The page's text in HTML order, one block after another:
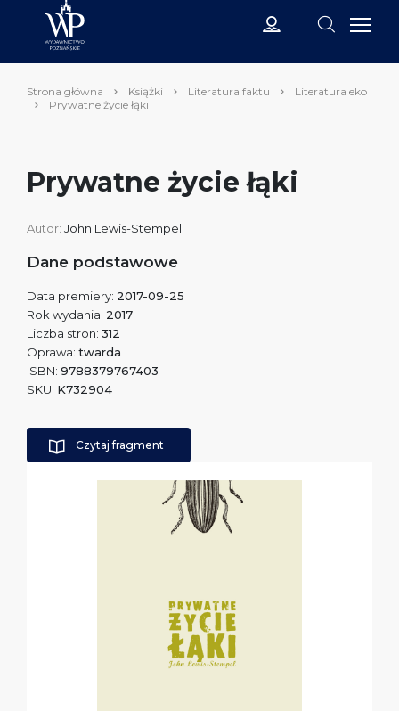
Strona główna Książki Literatura faktu
Literatura eko
Prywatne życie łąki
Prywatne życie łąki
Autor: John Lewis-Stempel
Dane podstawowe
Data premiery: 2017-09-25
Rok wydania: 2017
Liczba stron: 312
Oprawa: twarda
ISBN: 9788379767403
SKU: K732904
Czytaj fragment